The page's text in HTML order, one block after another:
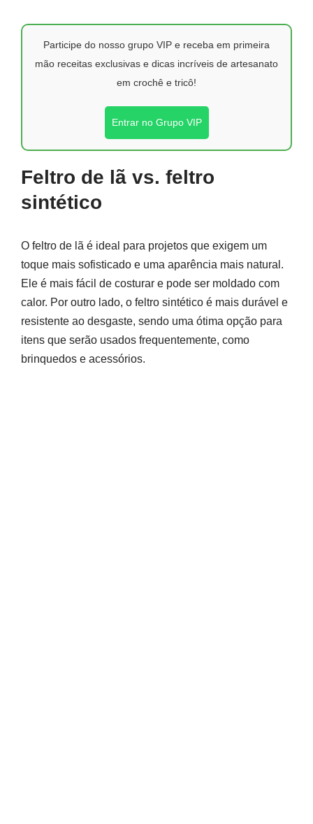
Participe do nosso grupo VIP e receba em primeira
mão receitas exclusivas e dicas incríveis de artesanato
em crochê e tricô!
Entrar no Grupo VIP
Feltro de lã vs. feltro
sintético
O feltro de lã é ideal para projetos que exigem um
toque mais sofisticado e uma aparência mais natural.
Ele é mais fácil de costurar e pode ser moldado com
calor. Por outro lado, o feltro sintético é mais durável e
resistente ao desgaste, sendo uma ótima opção para
itens que serão usados frequentemente, como
brinquedos e acessórios.